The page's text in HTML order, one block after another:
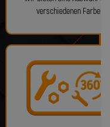
verschiedenen Farben!